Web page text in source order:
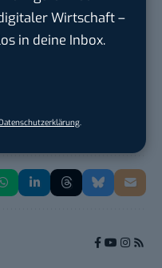
Wirtschaft –
in deine Inbox.
.
– Business